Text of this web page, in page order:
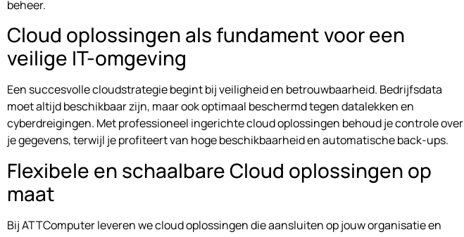
beheer.
Cloud oplossingen als fundament voor een
veilige IT-omgeving
Een succesvolle cloudstrategie begint bij veiligheid en betrouwbaarheid. Bedrijfsdata
moet altijd beschikbaar zijn, maar ook optimaal beschermd tegen datalekken en
cyberdreigingen. Met professioneel ingerichte cloud oplossingen behoud je controle over
je gegevens, terwijl je profiteert van hoge beschikbaarheid en automatische back-ups.
Flexibele en schaalbare Cloud oplossingen op
maat
Bij ATTComputer leveren we cloud oplossingen die aansluiten op jouw organisatie en